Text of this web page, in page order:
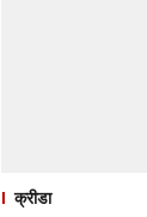
क्रीडा